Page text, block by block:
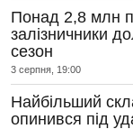
Понад 2,8 млн
залізничники
сезон
3 серпня, 19:00
Найбільший
опинився під